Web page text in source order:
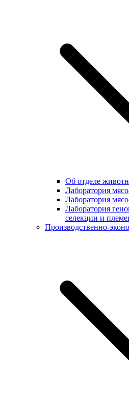
Об отделе
Лаборатория
Лаборатория
Лаборатория
селекции и
Производственно-